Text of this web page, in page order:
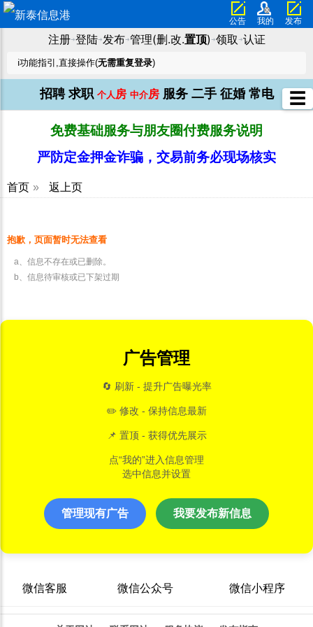
公告 我的 发布
注册➜登陆➜发布➜管理(删.改.置顶) ➜领取 ➜认证
ℹ️功能指引,直接操作(无需重复登录)
招聘 求职 个人 房 中介房 服务 二手 征婚 常电
免费基础服务与朋友圈付费服务说明
严防定金押金诈骗，交易前务必现场核实
首页 » 返上页
抱歉，页面暂时无法查看
a、信息不存在或已删除。
b、信息待审核或已下架过期
广告管理
🔄 刷新 - 提升广告曝光率
✏️ 修改 - 保持信息最新
📌 置顶 - 获得优先展示
点“我的”进入信息管理
选中信息并设置
管理现有广告 我要发布新信息
微信客服 微信公众号 微信小程序
☰